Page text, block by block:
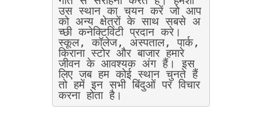
उस स्थान का चयन करें जो आप
को अन्य क्षेत्रों के साथ सबसे अ
च्छी कनेक्टिविटी प्रदान करे।
स्कूल, कॉलेज, अस्पताल, पार्क,
किराना स्टोर और बाजार हमारे
जीवन के आवश्यक अंग हैं। इस
लिए जब हम कोई स्थान चुनते हैं
तो हमें इन सभी बिंदुओं पर विचार
करना होता है।